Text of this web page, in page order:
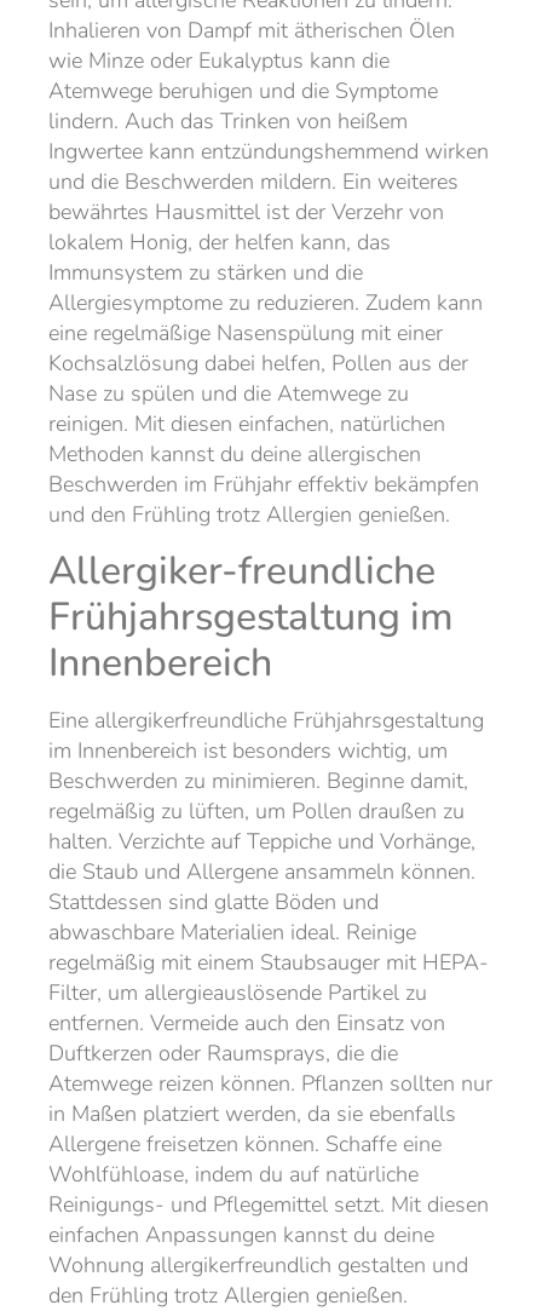
Inhalieren von Dampf mit ätherischen Ölen
wie Minze oder Eukalyptus kann die
Atemwege beruhigen und die Symptome
lindern. Auch das Trinken von heißem
Ingwertee kann entzündungshemmend wirken
und die Beschwerden mildern. Ein weiteres
bewährtes Hausmittel ist der Verzehr von
lokalem Honig, der helfen kann, das
Immunsystem zu stärken und die
Allergiesymptome zu reduzieren. Zudem kann
eine regelmäßige Nasenspülung mit einer
Kochsalzlösung dabei helfen, Pollen aus der
Nase zu spülen und die Atemwege zu
reinigen. Mit diesen einfachen, natürlichen
Methoden kannst du deine allergischen
Beschwerden im Frühjahr effektiv bekämpfen
und den Frühling trotz Allergien genießen.
Allergiker-freundliche
Frühjahrsgestaltung im
Innenbereich
Eine allergikerfreundliche Frühjahrsgestaltung
im Innenbereich ist besonders wichtig, um
Beschwerden zu minimieren. Beginne damit,
regelmäßig zu lüften, um Pollen draußen zu
halten. Verzichte auf Teppiche und Vorhänge,
die Staub und Allergene ansammeln können.
Stattdessen sind glatte Böden und
abwaschbare Materialien ideal. Reinige
regelmäßig mit einem Staubsauger mit HEPA-
Filter, um allergieauslösende Partikel zu
entfernen. Vermeide auch den Einsatz von
Duftkerzen oder Raumsprays, die die
Atemwege reizen können. Pflanzen sollten nur
in Maßen platziert werden, da sie ebenfalls
Allergene freisetzen können. Schaffe eine
Wohlfühloase, indem du auf natürliche
Reinigungs- und Pflegemittel setzt. Mit diesen
einfachen Anpassungen kannst du deine
Wohnung allergikerfreundlich gestalten und
den Frühling trotz Allergien genießen.